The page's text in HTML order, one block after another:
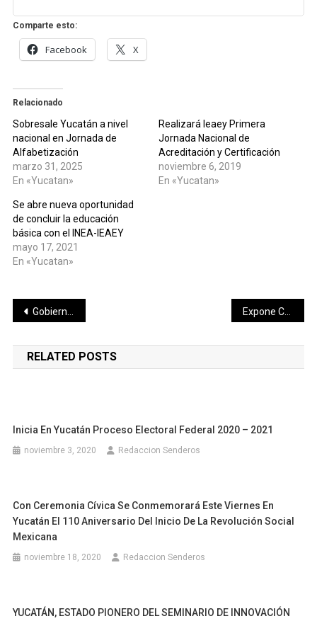
Comparte esto:
Facebook X
Relacionado
Sobresale Yucatán a nivel
nacional en Jornada de
Alfabetización
marzo 31, 2025
En «Yucatan»
Realizará Ieaey Primera
Jornada Nacional de
Acreditación y Certificación
noviembre 6, 2019
En «Yucatan»
Se abre nueva oportunidad
de concluir la educación
básica con el INEA-IEAEY
mayo 17, 2021
En «Yucatan»
Navegación
de
entradas
Gobierno de Yucatán impulsa acceso a la salud con nuevas unidades de traslado
RELATED POSTS
Inicia En Yucatán Proceso Electoral Federal 2020 – 2021
noviembre 3, 2020 Redaccion Senderos
Con Ceremonia Cívica Se Conmemorará Este Viernes En
Yucatán El 110 Aniversario Del Inicio De La Revolución Social
Mexicana
noviembre 18, 2020 Redaccion Senderos
YUCATÁN, ESTADO PIONERO DEL SEMINARIO DE INNOVACIÓN